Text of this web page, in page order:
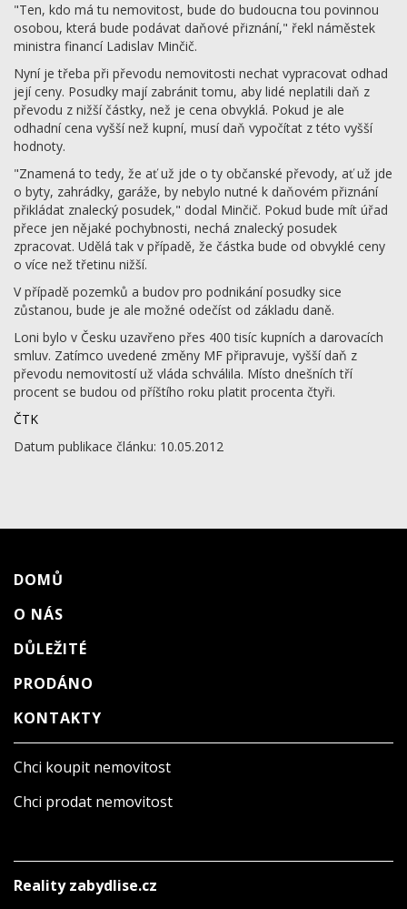
"Ten, kdo má tu nemovitost, bude do budoucna tou povinnou
osobou, která bude podávat daňové přiznání," řekl náměstek
ministra financí Ladislav Minčič.
Nyní je třeba při převodu nemovitosti nechat vypracovat odhad
její ceny. Posudky mají zabránit tomu, aby lidé neplatili daň z
převodu z nižší částky, než je cena obvyklá. Pokud je ale
odhadní cena vyšší než kupní, musí daň vypočítat z této vyšší
hodnoty.
"Znamená to tedy, že ať už jde o ty občanské převody, ať už jde
o byty, zahrádky, garáže, by nebylo nutné k daňovém přiznání
přikládat znalecký posudek," dodal Minčič. Pokud bude mít úřad
přece jen nějaké pochybnosti, nechá znalecký posudek
zpracovat. Udělá tak v případě, že částka bude od obvyklé ceny
o více než třetinu nižší.
V případě pozemků a budov pro podnikání posudky sice
zůstanou, bude je ale možné odečíst od základu daně.
Loni bylo v Česku uzavřeno přes 400 tisíc kupních a darovacích
smluv. Zatímco uvedené změny MF připravuje, vyšší daň z
převodu nemovitostí už vláda schválila. Místo dnešních tří
procent se budou od příštího roku platit procenta čtyři.
ČTK
Datum publikace článku: 10.05.2012
DOMŮ
O NÁS
DŮLEŽITÉ
PRODÁNO
KONTAKTY
Chci koupit nemovitost
Chci prodat nemovitost
Reality zabydlise.cz